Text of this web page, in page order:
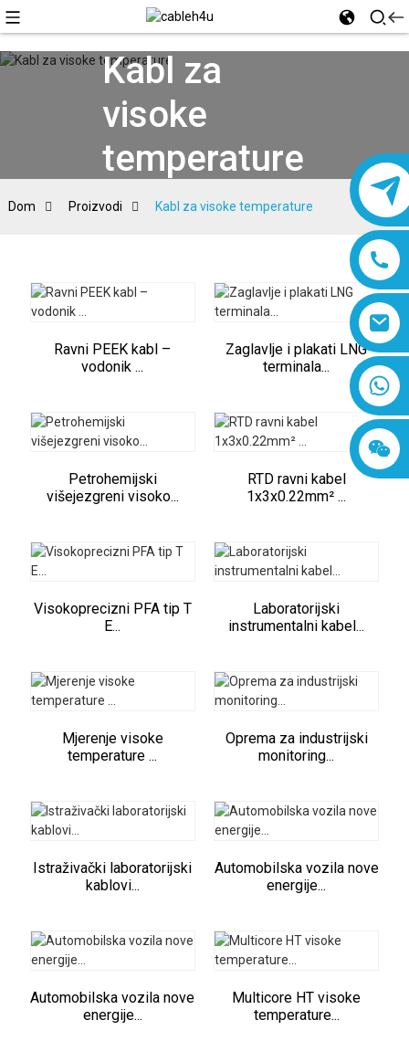
Kabl za
visoke
temperature
Dom Proizvodi Kabl za visoke temperature
Ravni PEEK kabl –
vodonik ...
Zaglavlje i plakati LNG
terminala...
Petrohemijski
višejezgreni visoko...
RTD ravni kabel
1x3x0.22mm² ...
Visokoprecizni PFA tip T
E...
Laboratorijski
instrumentalni kabel...
Mjerenje visoke
temperature ...
Oprema za industrijski
monitoring...
Istraživački laboratorijski
kablovi...
Automobilska vozila nove
energije...
Automobilska vozila nove
energije...
Multicore HT visoke
temperature...